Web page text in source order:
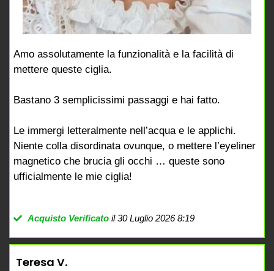
Amo assolutamente la funzionalità e la facilità di
mettere queste ciglia.
Bastano 3 semplicissimi passaggi e hai fatto.
Le immergi letteralmente nell’acqua e le applichi.
Niente colla disordinata ovunque, o mettere l’eyeliner
magnetico che brucia gli occhi … queste sono
ufficialmente le mie ciglia!
Acquisto Verificatoil 30 Luglio 2026 8:19
Teresa V.